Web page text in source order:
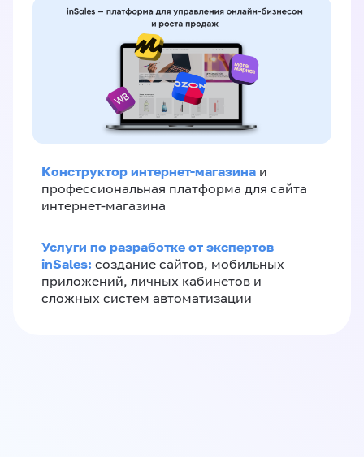
Конструктор интернет-магазина и
профессиональная платформа для сайта
интернет-магазина
Услуги по разработке от экспертов
inSales: создание сайтов, мобильных
приложений, личных кабинетов и
сложных систем автоматизации